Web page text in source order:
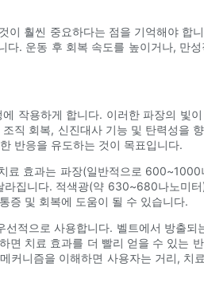
훨씬 중요하다는 점을 기억해야 합
. 운동 후 회복 속도를 높이거나, 만
작용하게 합니다. 이러한 파장의 빛
직 회복, 신진대사 기능 및 탄력성을
반응을 유도하는 것이 목표입니다.
료 효과는 파장(일반적으로
집니다. 적색광(약 630~680나노미
증 및 회복에 도움이 될 수 있습니다.
적으로 사용합니다. 벨트에서 방출
치료 효과를 더 빨리 얻을 수 있는
니즘을 이해하면 사용자는 거리, 치